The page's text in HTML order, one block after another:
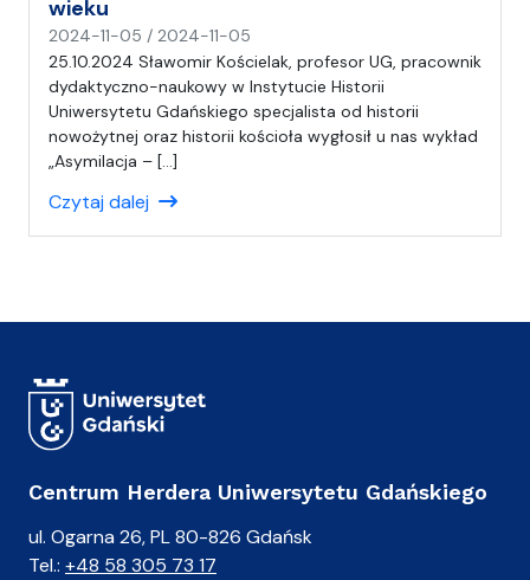
wieku
2024-11-05 / 2024-11-05
a
p
s
a
25.10.2024 Sławomir Kościelak, profesor UG, pracownik
dydaktyczno-naukowy w Instytucie Historii
Uniwersytetu Gdańskiego specjalista od historii
nowożytnej oraz historii kościoła wygłosił u nas wykład
„Asymilacja – […]
Czytaj dalej
Centrum Herdera Uniwersytetu Gdańskiego
ul. Ogarna 26, PL 80-826 Gdańsk
Tel.: +48 58 305 73 17